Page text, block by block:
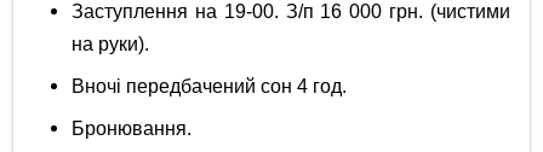
Заступлення на 19-00. З/п 16 000 грн. (чистими
на руки).
Вночі передбачений сон 4 год.
Бронювання.